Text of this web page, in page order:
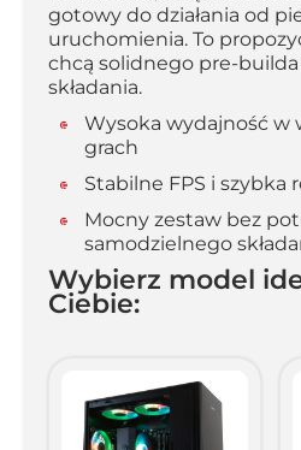
gotowy do działania od
uruchomienia. To
chcą solidnego pre-
składania.
Wysoka wydajność w
grach
Stabilne FPS i szybka
Mocny zestaw bez
samodzielnego
Wybierz model
Ciebie: